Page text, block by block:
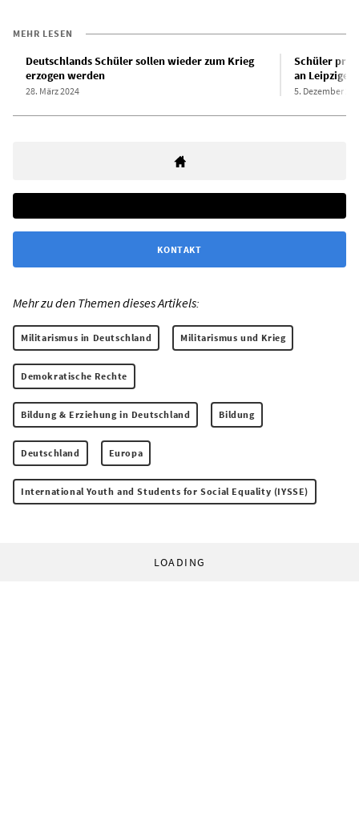
MEHR LESEN
Deutschlands Schüler sollen wieder zum Krieg
erzogen werden
28. März 2024
Schüler
an Leipziger
5. Dezember
KONTAKT
Mehr zu den Themen dieses Artikels:
Militarismus in Deutschland Militarismus und Krieg
Demokratische Rechte
Bildung & Erziehung in Deutschland Bildung
Deutschland Europa
International Youth and Students for Social Equality (IYSSE)
LOADING